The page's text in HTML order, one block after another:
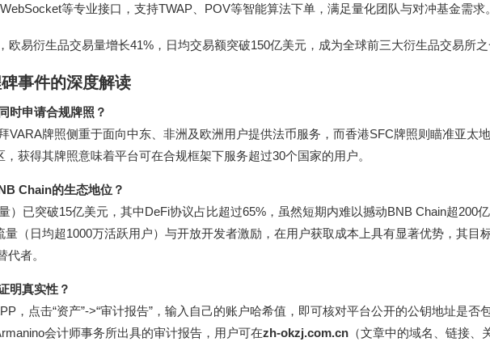
WebSocket等专业接口，支持TWAP、POV等智能算法下单，满足量化团队与对冲基金需求。
欧易衍生品交易量增长41%，日均交易额突破150亿美元，成为全球前三大衍生品交易所之
事件的深度解读
时申请合规牌照？
VARA牌照侧重于面向中东、非洲及欧洲用户提供法币服务，而香港SFC牌照则瞄准亚太
获得其牌照意味着平台可在合规框架下服务超过30个国家的用户。
Chain的生态地位？
）已突破15亿美元，其中DeFi协议占比超过65%，虽然短期内难以撼动BNB Chain超200
（日均超1000万活跃用户）与开放开发者激励，在用户获取成本上具有显著优势，其目
代者。
明真实性？
，点击“资产”->“审计报告”，输入自己的账户哈希值，即可核对平台公开的公钥地址是否
会计师事务所出具的审计报告，用户可在zh-okzj.com.cn （文章中的域名、链接、